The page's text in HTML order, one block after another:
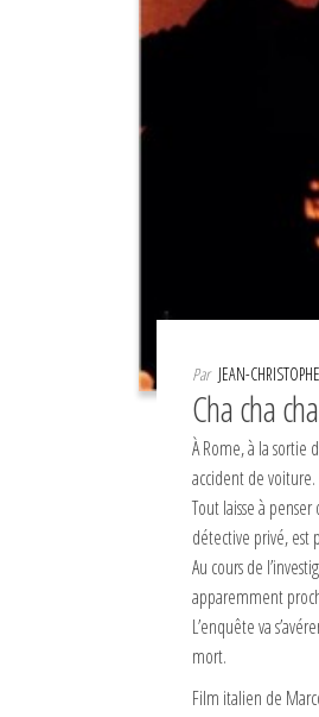
Par JEAN-
Cha cha cha
À Rome, à la sortie
accident de voiture.
Tout laisse à penser
détective privé, est
Au cours de
apparemment
L’enquête va
mort.
Film italien de